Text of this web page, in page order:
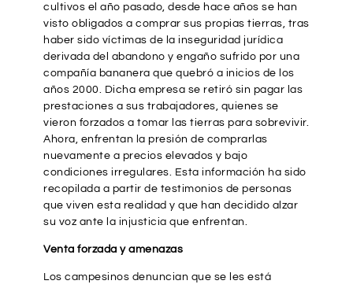
cultivos el año pasado, desde hace años se han
visto obligados a comprar sus propias tierras, tras
haber sido víctimas de la inseguridad jurídica
derivada del abandono y engaño sufrido por una
compañía bananera que quebró a inicios de los
años 2000. Dicha empresa se retiró sin pagar las
prestaciones a sus trabajadores, quienes se
vieron forzados a tomar las tierras para sobrevivir.
Ahora, enfrentan la presión de comprarlas
nuevamente a precios elevados y bajo
condiciones irregulares. Esta información ha sido
recopilada a partir de testimonios de personas
que viven esta realidad y que han decidido alzar
su voz ante la injusticia que enfrentan.
Venta forzada y amenazas
Los campesinos denuncian que se les está